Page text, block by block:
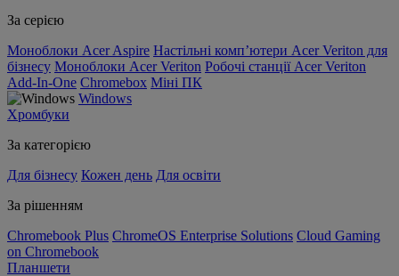
За серією
Моноблоки Acer Aspire Настільні комп’ютери Acer Veriton для
бізнесу Моноблоки Acer Veriton Робочі станції Acer Veriton
Add-In-One Chromebox Міні ПК
Windows
Хромбуки
За категорією
Для бізнесу Кожен день Для освіти
За рішенням
Chromebook Plus ChromeOS Enterprise Solutions Cloud Gaming
on Chromebook
Планшети